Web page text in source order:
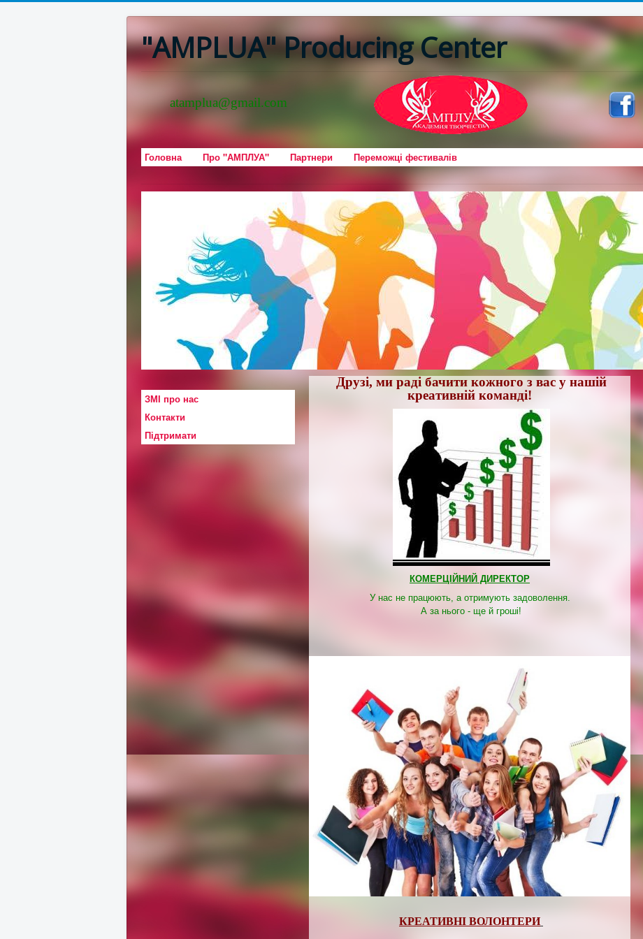
"AMPLUA" Producing Center
atamplua@gmail.com
Головна Про "АМПЛУА" Партнери Переможці фестивалів
ЗМІ про нас
Контакти
Підтримати
Друзі, ми раді бачити кожного з вас у нашій
креативній команді!
КОМЕРЦІЙНИЙ ДИРЕКТОР
У нас не працюють, а отримують задоволення.
А за нього - ще й гроші!
КРЕАТИВНІ ВОЛОНТЕРИ